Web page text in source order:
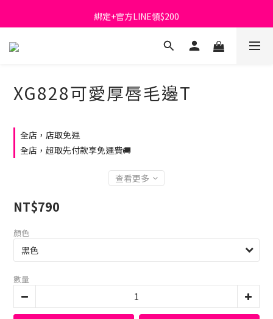
首購免運費🚚
綁定+官方LINE領$200
出清特價_買一送一
XG828可愛厚唇毛邊T
全店，店取免運
全店，超取先付款享免運費🚚
查看更多
NT$790
顏色
數量